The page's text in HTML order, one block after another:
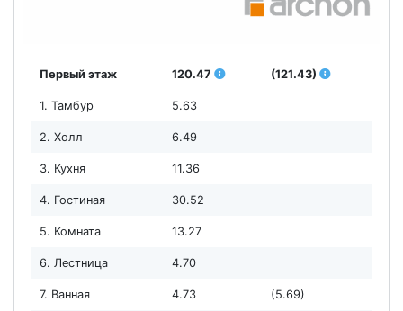
Первый этаж 120.47 (121.43)
1. Тамбур 5.63
2. Холл 6.49
3. Кухня 11.36
4. Гостиная 30.52
5. Комната 13.27
6. Лестница 4.70
7. Ванная 4.73 (5.69)